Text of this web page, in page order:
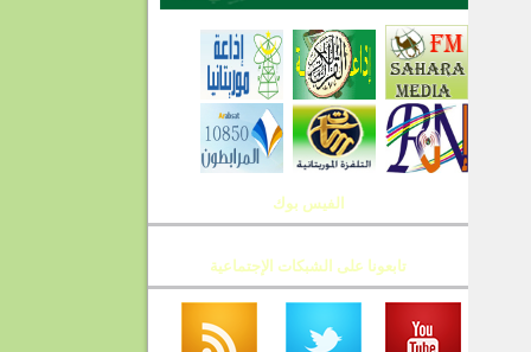
الفيس بوك
تابعونا على الشبكات الإجتماعية